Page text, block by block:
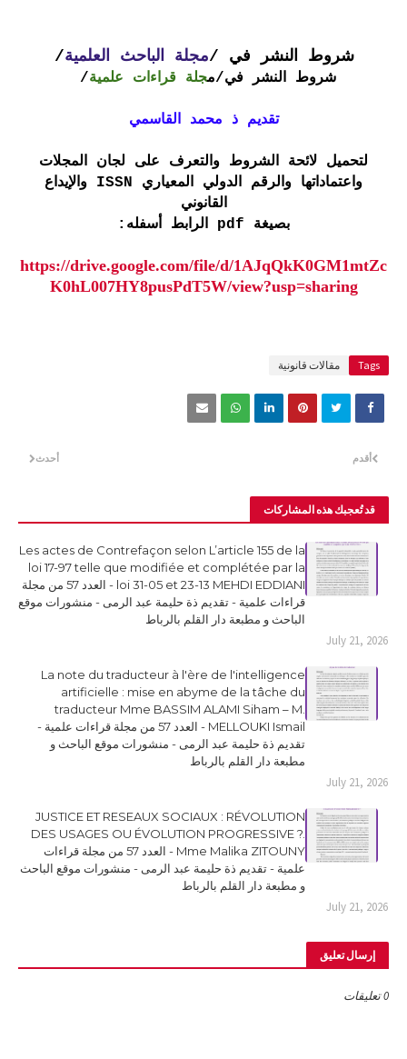
شروط النشر في /مجلة الباحث العلمية/
شروط النشر في/مجلة قراءات علمية/
تقديم ذ محمد القاسمي
لتحميل لائحة الشروط والتعرف على لجان المجلات
واعتماداتها والرقم الدولي المعياري ISSN والإيداع
القانوني
بصيغة pdf الرابط أسفله:
https://drive.google.com/file/d/1AJqQkK0GM1mtZc
K0hL007HY8pusPdT5W/view?usp=sharing
Tags مقالات قانونية
أحدث أقدم
قد تُعجبك هذه المشاركات
Les actes de Contrefaçon selon L’article 155 de la
loi 17-97 telle que modifiée et complétée par la
loi 31-05 et 23-13 MEHDI EDDIANI - العدد 57 من مجلة
قراءات علمية - تقديم ذة حليمة عبد الرمى - منشورات موقع
الباحث و مطبعة دار القلم بالرباط
July 21, 2026
La note du traducteur à l'ère de l'intelligence
artificielle : mise en abyme de la tâche du
traducteur Mme BASSIM ALAMI Siham – M.
MELLOUKI Ismail - العدد 57 من مجلة قراءات علمية -
تقديم ذة حليمة عبد الرمى - منشورات موقع الباحث و
مطبعة دار القلم بالرباط
July 21, 2026
JUSTICE ET RESEAUX SOCIAUX : RÉVOLUTION
DES USAGES OU ÉVOLUTION PROGRESSIVE ?.
Mme Malika ZITOUNY - العدد 57 من مجلة قراءات
علمية - تقديم ذة حليمة عبد الرمى - منشورات موقع الباحث
و مطبعة دار القلم بالرباط
July 21, 2026
إرسال تعليق
0 تعليقات